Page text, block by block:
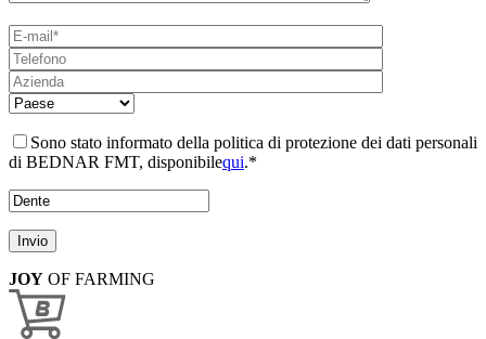
Sono stato informato della politica di protezione dei dati personali
di BEDNAR FMT, disponibilequi.*
JOY OF FARMING